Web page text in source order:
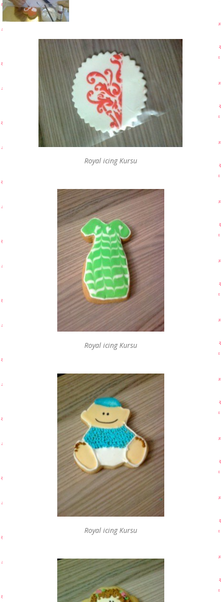
Royal icing Kursu
Royal icing Kursu
Royal icing Kursu